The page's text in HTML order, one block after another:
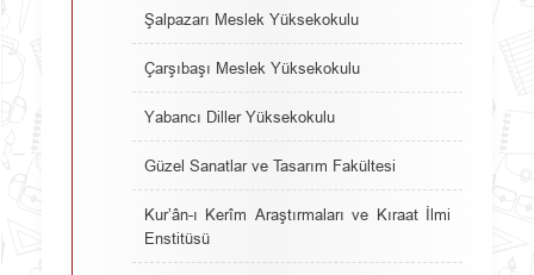
Şalpazarı Meslek Yüksekokulu
Çarşıbaşı Meslek Yüksekokulu
Yabancı Diller Yüksekokulu
Güzel Sanatlar ve Tasarım Fakültesi
Kur’ân-ı Kerîm Araştırmaları ve Kıraat İlmi
Enstitüsü